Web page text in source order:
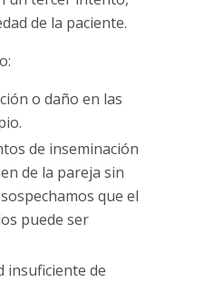
de la paciente.
o daño en las
de inseminación
de la pareja sin
que el
puede ser
insuficiente de